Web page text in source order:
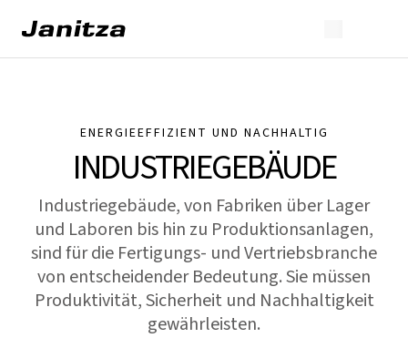
ENERGIEEFFIZIENT UND NACHHALTIG
INDUSTRIEGEBÄUDE
Industriegebäude, von Fabriken über Lager
und Laboren bis hin zu Produktionsanlagen,
sind für die Fertigungs- und Vertriebsbranche
von entscheidender Bedeutung. Sie müssen
Produktivität, Sicherheit und Nachhaltigkeit
gewährleisten.